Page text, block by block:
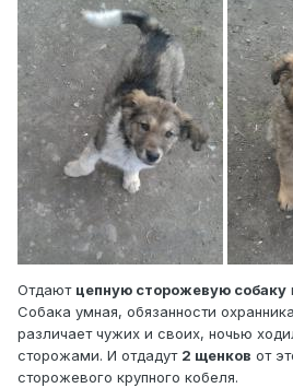
Отдают цепную сторожевую собаку
Собака умная, обязанности
различает чужих и своих, ночью
сторожами. И отдадут 2 щенков от
сторожевого крупного кобеля.